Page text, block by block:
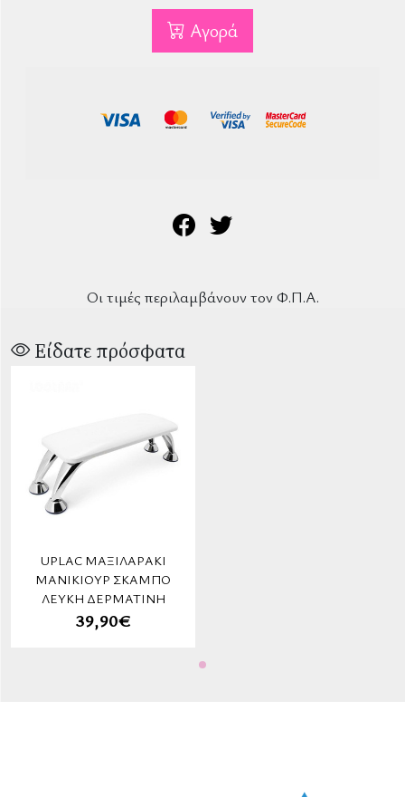
Αγορά
Οι τιμές περιλαμβάνουν τον Φ.Π.Α.
Είδατε πρόσφατα
UPLAC ΜΑΞΙΛΑΡΆΚΙ
ΜΑΝΙΚΙΟΎΡ ΣΚΑΜΠΌ
ΛΕΥΚΉ ΔΕΡΜΑΤΊΝΗ
39,90€